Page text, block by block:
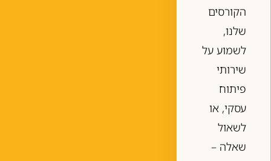
הקורסים
שלנו,
לשמוע על
שירותי
פיתוח
עסקי, או
לשאול
שאלה –